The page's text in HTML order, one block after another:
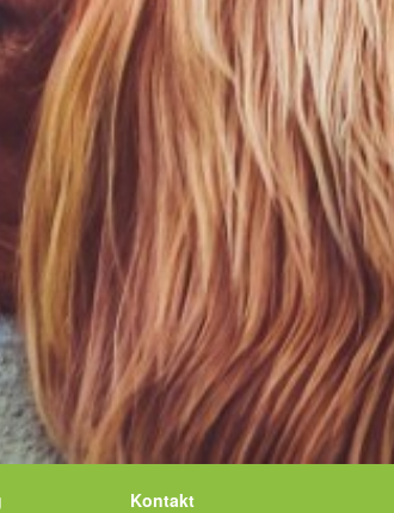
Kontakt